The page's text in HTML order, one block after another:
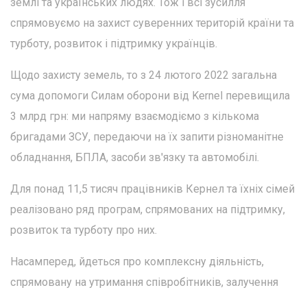
землі та українських людях. Тож і всі зусилля
спрямовуємо на захист суверенних територій країни та
турботу, розвиток і підтримку українців.
Щодо захисту земель, то з 24 лютого 2022 загальна
сума допомоги Силам оборони від Kernel перевищила
3 млрд грн: ми напряму взаємодіємо з кількома
бригадами ЗСУ, передаючи на їх запити різноманітне
обладнання, БПЛА, засоби зв'язку та автомобілі.
Для понад 11,5 тисяч працівників Кернел та їхніх сімей
реалізовано ряд програм, спрямованих на підтримку,
розвиток та турботу про них.
Насамперед, йдеться про комплексну діяльність,
спрямовану на утримання співробітників, залучення